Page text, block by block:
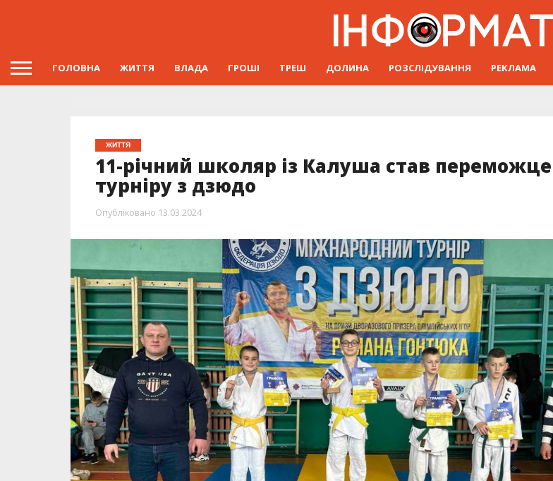
ГОЛОВНА ЖИТТЯ ВЛАДА ГРОШІ ТРЕШ ДОЛИНА РОЗСЛІДУВАННЯ РЕКЛАМА
ЖИТТЯ
11-річний школяр із Калуша став
турніру з дзюдо
Опубліковано 13.03.2024